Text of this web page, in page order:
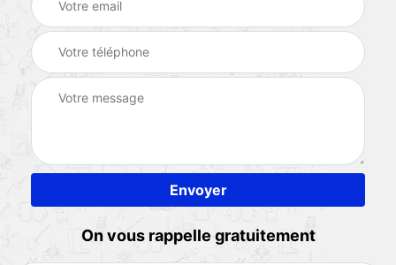
On vous rappelle gratuitement